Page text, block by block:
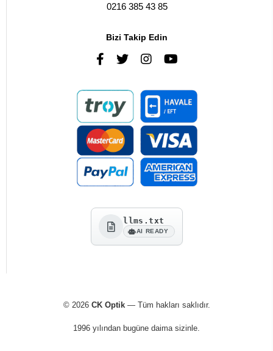
0216 385 43 85
Bizi Takip Edin
llms.txt
AI READY
© 2026 CK Optik— Tüm hakları saklıdır.
1996 yılından bugüne daima sizinle.